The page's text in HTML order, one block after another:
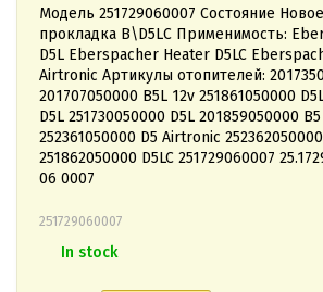
Модель 251729060007 Состояние
прокладка B\D5LС Применимость:
D5L Eberspacher Heater D5LC
Airtronic Артикулы отопителей:
201707050000 B5L 12v 251861050000
D5L 251730050000 D5L 201859050000
252361050000 D5 Airtronic
251862050000 D5LC 251729060007
06 0007
251729060007
In stock